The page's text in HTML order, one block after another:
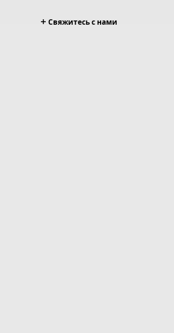
Свяжитесь с нами